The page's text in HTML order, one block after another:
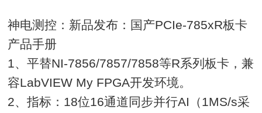
神电测控：新品发布：国产PCIe-785xR板卡
产品手册
1、平替NI-7856/7857/7858等R系列板卡，兼
容LabVIEW My FPGA开发环境。
2、指标：18位16通道同步并行AI（1MS/s采